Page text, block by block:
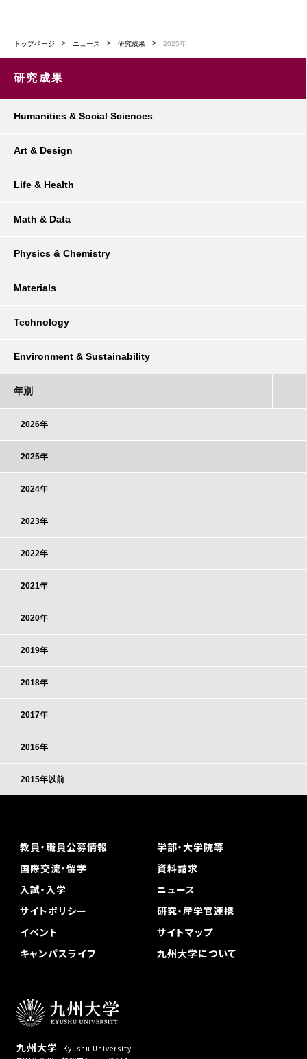
トップページ ニュース 研究成果 2025年
研究成果
Humanities & Social Sciences
Art & Design
Life & Health
Math & Data
Physics & Chemistry
Materials
Technology
Environment & Sustainability
年別
2026年
2025年
2024年
2023年
2022年
2021年
2020年
2019年
2018年
2017年
2016年
2015年以前
九州大学
Kyushu University
教員・職員公募情報
学部・大学院等
国際交流・留学
資料請求
入試・入学
ニュース
サイトポリシー
研究・産学官連携
イベント
サイトマップ
キャンパスライフ
九州大学について